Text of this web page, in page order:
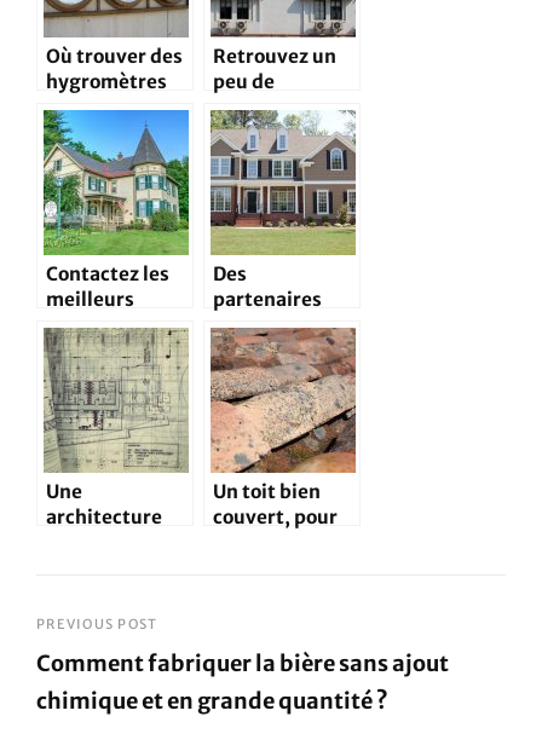
Où trouver des
hygromètres
vendus à bon
prix?
Retrouvez un
peu de
fraicheur cet
été avec un bon
climatiseur!
Contactez les
meilleurs
jardiniers de
France
Des
partenaires
qualifiés pour
la construction
de votre
maison
Une
architecture
Un toit bien
couvert, pour
Navigation
de
l’article
PREVIOUS POST
Comment fabriquer la bière sans ajout
chimique et en grande quantité ?